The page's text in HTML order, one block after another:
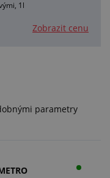
1l
Zobrazit cenu
parametry